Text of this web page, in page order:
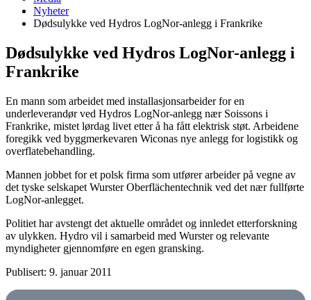
Nyheter
Dødsulykke ved Hydros LogNor-anlegg i Frankrike
Dødsulykke ved Hydros LogNor-anlegg i
Frankrike
En mann som arbeidet med installasjonsarbeider for en
underleverandør ved Hydros LogNor-anlegg nær Soissons i
Frankrike, mistet lørdag livet etter å ha fått elektrisk støt. Arbeidene
foregikk ved byggmerkevaren Wiconas nye anlegg for logistikk og
overflatebehandling.
Mannen jobbet for et polsk firma som utfører arbeider på vegne av
det tyske selskapet Wurster Oberflächentechnik ved det nær fullførte
LogNor-anlegget.
Politiet har avstengt det aktuelle området og innledet etterforskning
av ulykken. Hydro vil i samarbeid med Wurster og relevante
myndigheter gjennomføre en egen gransking.
Publisert: 9. januar 2011